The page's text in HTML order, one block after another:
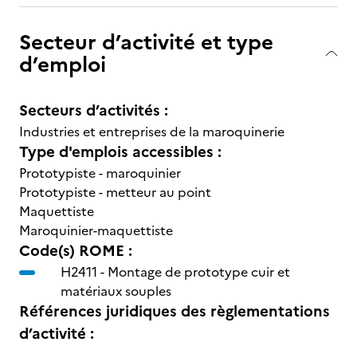
Secteur d’activité et type
d’emploi
Secteurs d’activités :
Industries et entreprises de la maroquinerie
Type d'emplois accessibles :
Prototypiste - maroquinier
Prototypiste - metteur au point
Maquettiste
Maroquinier-maquettiste
Code(s) ROME :
H2411 - Montage de prototype cuir et
matériaux souples
Références juridiques des règlementations
d’activité :